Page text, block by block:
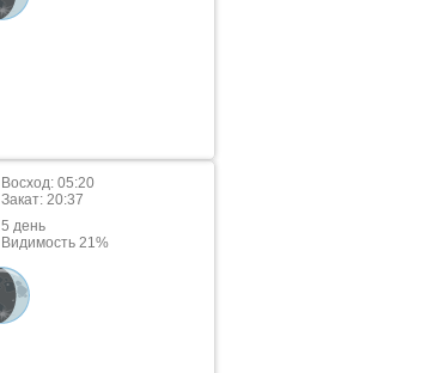
Восход: 05:20
Закат: 20:37
5 день
Видимость 21%